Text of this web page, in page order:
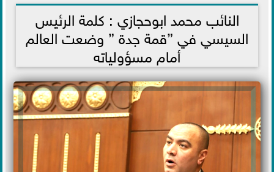
2022-07-16 20:18:53النائب محمد ابوحجازي : كلمة الرئيس
السيسي في ”قمة جدة ” وضعت العالم
أمام مسؤولياته